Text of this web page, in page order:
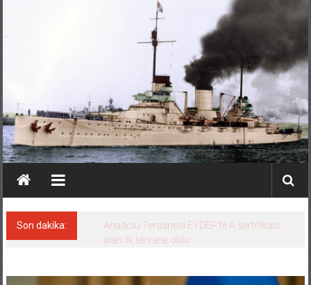
Son dakika:
Anadolu Tersanesi EYDEP’te A sertifikası
alan ilk tersane oldu